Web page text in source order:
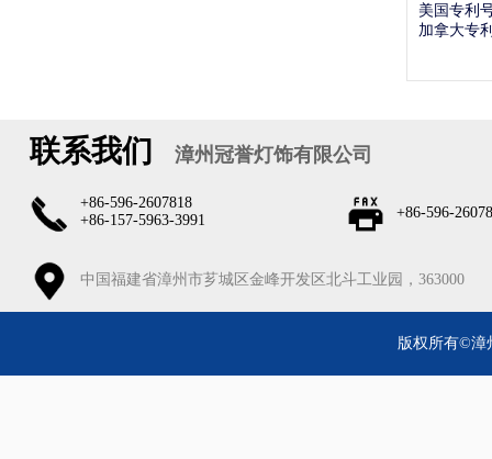
美国专利
加拿大专
联系我们 漳州冠誉灯饰有限公司
+86-596-2607818
+86-157-5963-3991
+86-596-
中国福建省漳州市芗城区金峰开发区北斗工业园，363000
版权所有©